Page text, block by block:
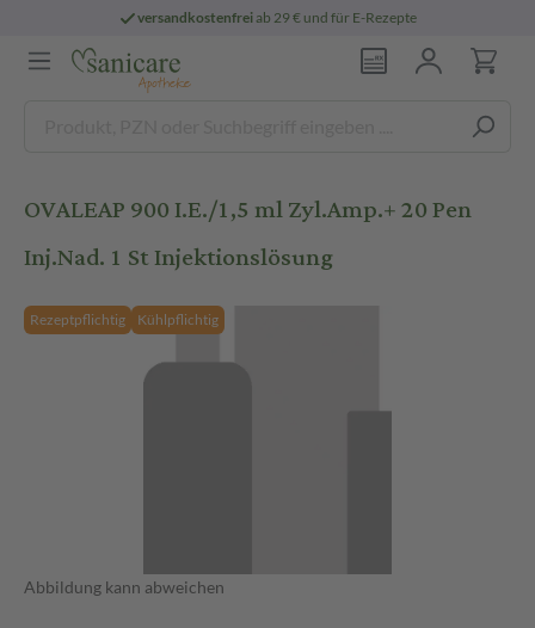
versandkostenfreiab 29 € und für E-Rezepte
OVALEAP 900 I.E./1,5 ml Zyl.Amp.+ 20 Pen
Inj.Nad. 1 St Injektionslösung
Rezeptpflichtig Kühlpflichtig
Abbildung kann abweichen